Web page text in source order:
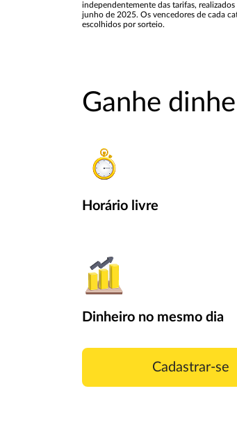
independentemente das tarifas, realizados
junho de 2025. Os vencedores de cada
escolhidos por sorteio.
Ganhe
Horário livre
Dinheiro no mesmo dia
Cadastrar-se